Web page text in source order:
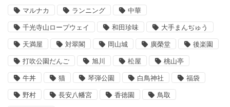
マルナカ ランニング 中華
千光寺山ロープウェイ 和田珍味 大手まんぢゅう
天満屋 対翠閣 岡山城 廣榮堂 後楽園
打吹公園だんご 旭川 松屋 桃山亭
牛丼 猫 琴弾公園 白鳥神社 福袋
野村 長安八幡宮 香徳園 鳥取